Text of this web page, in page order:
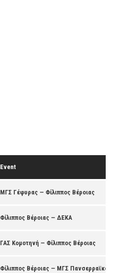
Event
ΜΓΣ Γέφυρας — Φίλιππος Βέροιας
Φίλιππος Βέροιας — ΔΕΚΑ
ΓΑΣ Κομοτηνή — Φίλιππος Βέροιας
Φίλιππος Βέροιας — ΜΓΣ Πανσερραϊκός